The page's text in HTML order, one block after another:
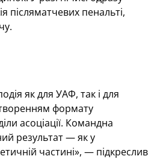
післяматчевих пенальті,
як для УАФ, так і для
формату
асоціації. Командна
результат — як у
частині», — підкреслив